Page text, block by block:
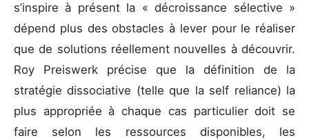
s’inspire à présent la « décroissance sélective »
dépend plus des obstacles à lever pour le réaliser
que de solutions réellement nouvelles à découvrir.
Roy Preiswerk précise que la définition de la
stratégie dissociative (telle que la self reliance) la
plus appropriée à chaque cas particulier doit se
faire selon les ressources disponibles, les